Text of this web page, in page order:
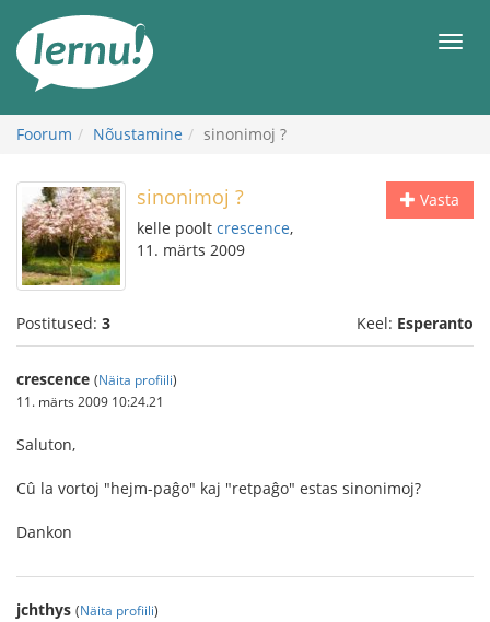
juurde
Foorum Nõustamine sinonimoj ?
Vasta
sinonimoj ?
kelle poolt crescence,
11. märts 2009
Postitused: 3 Keel: Esperanto
crescence (Näita profiili)
11. märts 2009 10:24.21
Saluton,
Cû la vortoj "hejm-paĝo" kaj "retpaĝo" estas sinonimoj?
Dankon
jchthys (Näita profiili)